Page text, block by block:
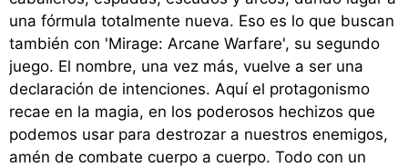
una fórmula totalmente nueva. Eso es lo que buscan
también con 'Mirage: Arcane Warfare', su segundo
juego. El nombre, una vez más, vuelve a ser una
declaración de intenciones. Aquí el protagonismo
recae en la magia, en los poderosos hechizos que
podemos usar para destrozar a nuestros enemigos,
amén de combate cuerpo a cuerpo. Todo con un